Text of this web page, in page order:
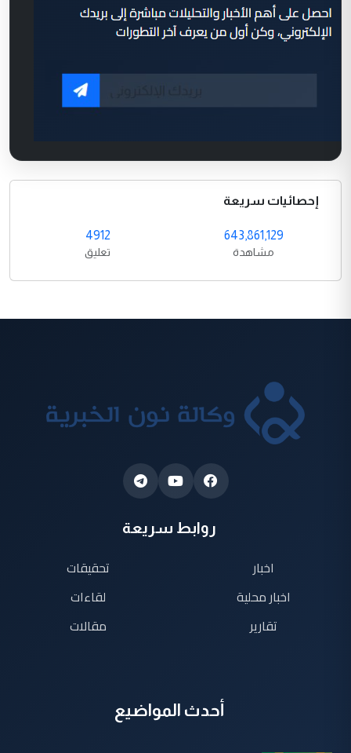
إحصائيات سريعة
643,861,129
مشاهدة
4912
تعليق
روابط سريعة
اخبار
اخبار محلية
تقارير
تحقيقات
لقاءات
مقالات
أحدث المواضيع